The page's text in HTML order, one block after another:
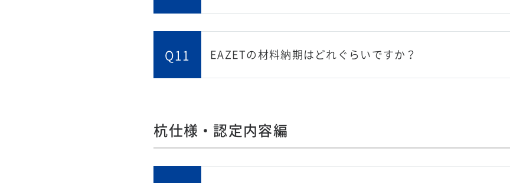
Q11 EAZETの材料納期はどれぐらいですか？
杭仕様・認定内容編